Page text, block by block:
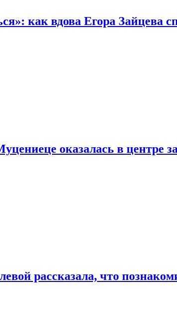
как вдова Егора Зайцева
оказалась в центре
рассказала, что